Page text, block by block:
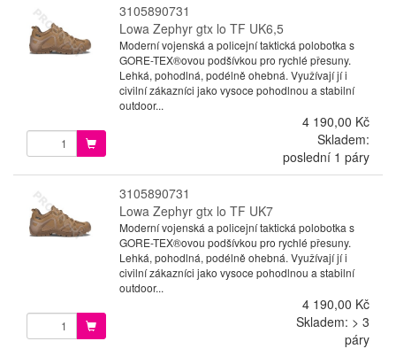
3105890731
Lowa Zephyr gtx lo TF UK6,5
Moderní vojenská a policejní taktická polobotka s
GORE-TEX®ovou podšívkou pro rychlé přesuny.
Lehká, pohodlná, podélně ohebná. Využívají jí i
civilní zákazníci jako vysoce pohodlnou a stabilní
outdoor...
4 190,00 Kč
Skladem:
poslední 1 páry
3105890731
Lowa Zephyr gtx lo TF UK7
Moderní vojenská a policejní taktická polobotka s
GORE-TEX®ovou podšívkou pro rychlé přesuny.
Lehká, pohodlná, podélně ohebná. Využívají jí i
civilní zákazníci jako vysoce pohodlnou a stabilní
outdoor...
4 190,00 Kč
Skladem: > 3
páry